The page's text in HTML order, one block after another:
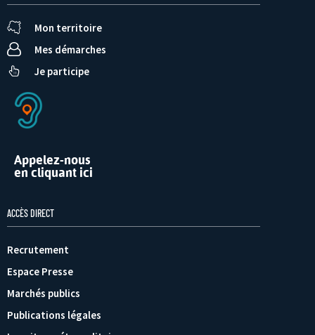
Mon territoire
Mes démarches
Je participe
Appelez-nous
en cliquant ici
ACCÈS DIRECT
Recrutement
Espace Presse
Marchés publics
Publications légales